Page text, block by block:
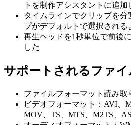
トを制作アシスタントに追加
タイムラインでクリップを分
プがデフォルトで選択される
再生ヘッドを1秒単位で前後
した
サポートされるファイ
ファイルフォーマット読み取
ビデオフォーマット：AVI、
MOV、TS、MTS、M2TS、